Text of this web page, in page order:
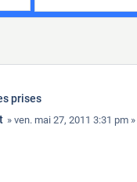
prises
» ven. mai 27, 2011 3:31 pm